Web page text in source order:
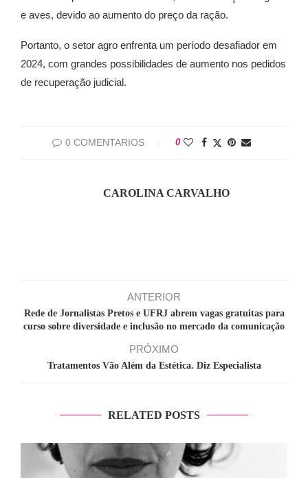
e aves, devido ao aumento do preço da ração.
Portanto, o setor agro enfrenta um período desafiador em
2024, com grandes possibilidades de aumento nos pedidos
de recuperação judicial.
0 COMENTARIOS 0
CAROLINA CARVALHO
ANTERIOR
Rede de Jornalistas Pretos e UFRJ abrem vagas gratuitas para
curso sobre diversidade e inclusão no mercado da comunicação
PRÓXIMO
Tratamentos Vão Além da Estética. Diz Especialista
RELATED POSTS